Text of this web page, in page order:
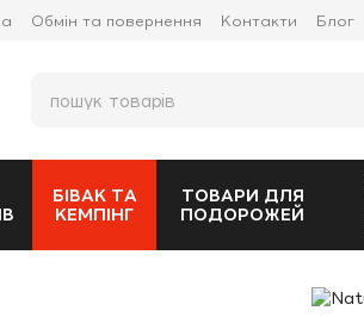
Обмін та повернення Контакти Блог
БІВАК ТА
КЕМПІНГ
ТОВАРИ ДЛЯ
ПОДОРОЖЕЙ